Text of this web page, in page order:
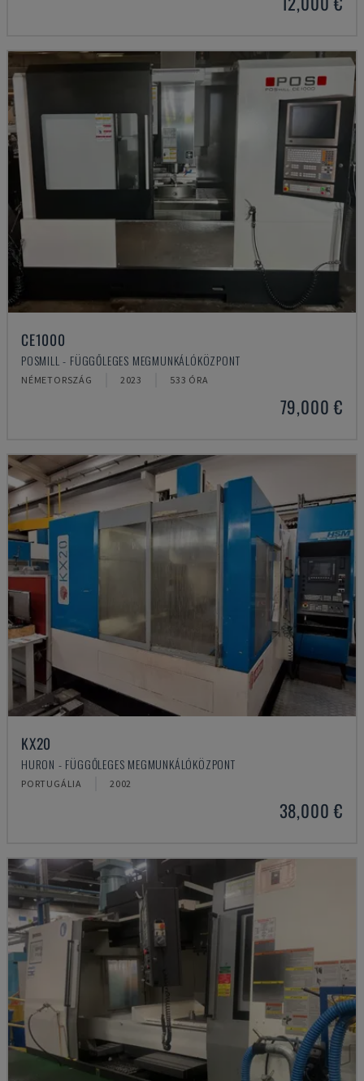
CE1000
POSMILL - FÜGGŐLEGES MEGMUNKÁLÓKÖZPONT
NÉMETORSZÁG 2023 533 ÓRA
79,000 €
KX20
HURON - FÜGGŐLEGES MEGMUNKÁLÓKÖZPONT
PORTUGÁLIA 2002
38,000 €